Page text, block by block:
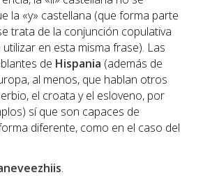
la «y» castellana (que forma parte
trata de la conjunción copulativa
en esta misma frase). Las
de Hispania (además de
al menos, que hablan otros
el croata y el esloveno, por
sí que son capaces de
diferente, como en el caso del
.